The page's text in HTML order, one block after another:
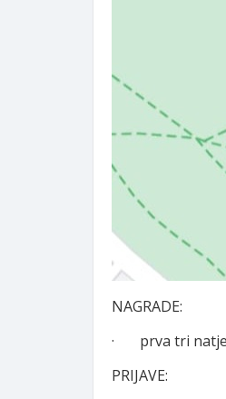
NAGRADE:
· prva tri
PRIJAVE: